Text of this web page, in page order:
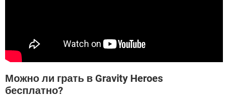
Можно ли грать в Gravity Heroes
бесплатно?